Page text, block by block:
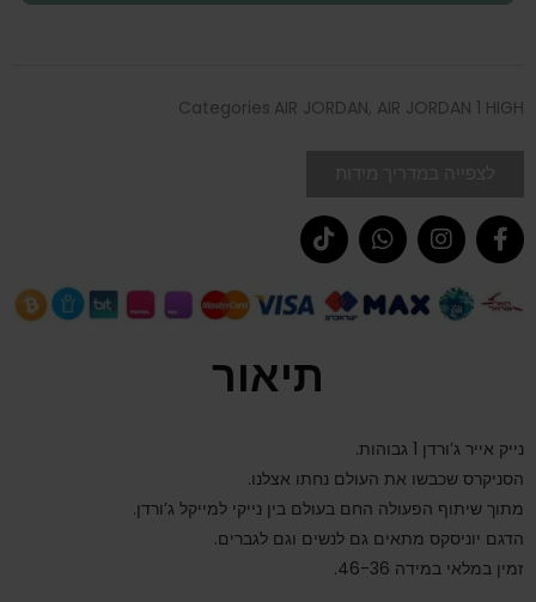
Categories AIR JORDAN, AIR JORDAN 1 HIGH
תיאור
נייק אייר ג’ורדן 1 גבוהות.
הסניקרס שכבשו את העולם נחתו אצלנו.
מתוך שיתוף הפעולה החם בעולם בין נייקי למייקל ג’ורדן.
הדגם יוניסקס מתאים גם לנשים וגם לגברים.
זמין במלאי במידה 46-36.